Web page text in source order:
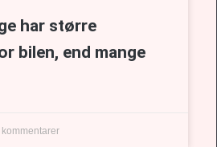
har større
bilen, end mange
kommentarer